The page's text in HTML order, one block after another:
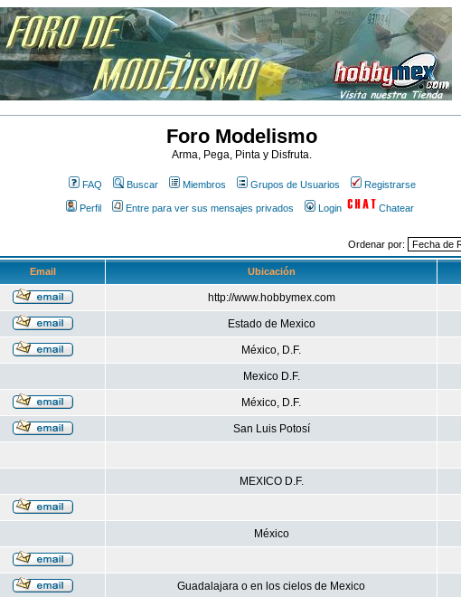
Foro Modelismo
Arma, Pega, Pinta y Disfruta.
FAQ Buscar Miembros Grupos de Usuarios Registrarse
Perfil Entre para ver sus mensajes privados Login Chatear
Ordenar por:
Email Ubicación
http://www.hobbymex.com
Estado de Mexico
México, D.F.
Mexico D.F.
México, D.F.
San Luis Potosí
MEXICO D.F.
México
Guadalajara o en los cielos de Mexico